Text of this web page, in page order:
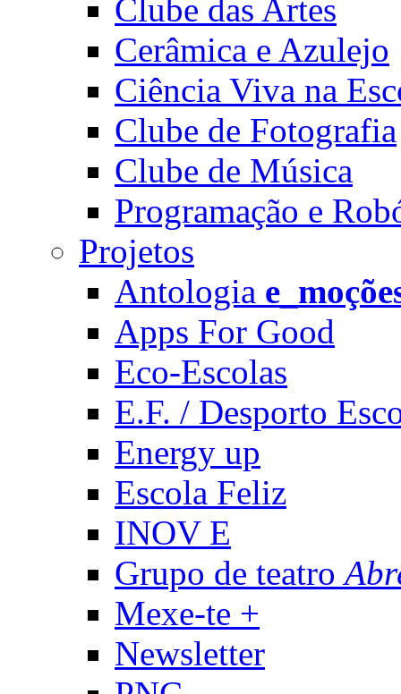
Clube das Artes
Cerâmica e Azulejo
Ciência Viva na
Clube de Fotografia
Clube de Música
Programação e
Projetos
Antologia
Apps For Good
Eco-Escolas
E.F. / Desporto
Energy up
Escola Feliz
INOV E
Grupo de teatro
Mexe-te +
Newsletter